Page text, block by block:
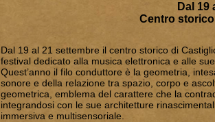
Dal 19
Centro
Dal 19 al 21 settembre il centro storico di
festival dedicato alla musica elettronica e alle
Quest’anno il filo conduttore è la geometria,
sonore e della relazione tra spazio, corpo e
geometrica, emblema del carattere che la
integrandosi con le sue architetture
immersiva e multisensoriale.